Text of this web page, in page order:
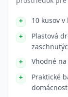
10 kusov
Plastová
Vhodné
Praktické